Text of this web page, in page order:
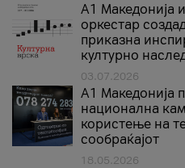
А1 Македонија
оркестар
приказна
културно
03.07.2026
A1 Македонија
национална
користење на
сообраќајот
18.05.2026